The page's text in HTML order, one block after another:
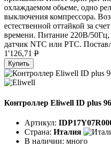
охлаждаемом обьеме, одно
выключения компрессора.
естественной оттайкой за
времени. Питание 220В/
датчик NTC или PTC.
1'126,71 P
Купить
Контроллер Eliwell ID plus
Артикул:
Страна: Италия
В наличии: много